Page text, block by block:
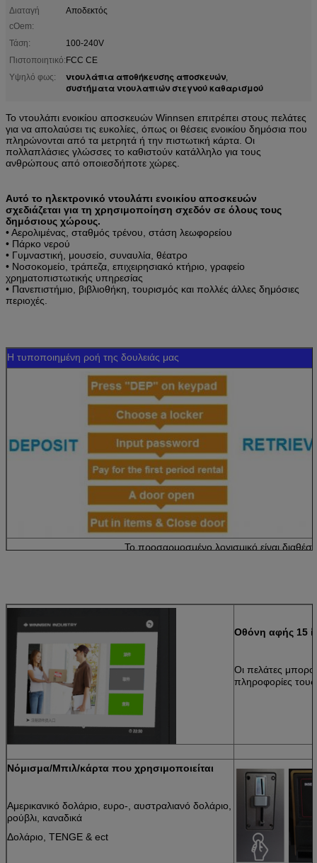
Διαταγή
cOem:
Αποδεκτός
Τάση:
100-240V
Πιστοποιητικό:FCC CE
Υψηλό φως:
ντουλάπια αποθήκευσης αποσκευών,
συστήματα ντουλαπιών στεγνού καθαρισμού
Το ντουλάπι ενοικίου αποσκευών Winnsen επιτρέπει στους πελάτες
για να απολαύσει τις ευκολίες, όπως οι θέσεις ενοικίου δημόσια που
πληρώνονται από τα μετρητά ή την πιστωτική κάρτα. Οι
πολλαπλάσιες γλώσσες το καθιστούν κατάλληλο για τους
ανθρώπους από οποιεσδήποτε χώρες.
Αυτό το ηλεκτρονικό ντουλάπι ενοικίου αποσκευών
σχεδιάζεται για τη χρησιμοποίηση σχεδόν σε όλους τους
δημόσιους χώρους.
• Αερολιμένας, σταθμός τρένου, στάση λεωφορείου
• Πάρκο νερού
• Γυμναστική, μουσείο, συναυλία, θέατρο
• Νοσοκομείο, τράπεζα, επιχειρησιακό κτήριο, γραφείο
χρηματοπιστωτικής υπηρεσίας
• Πανεπιστήμιο, βιβλιοθήκη, τουρισμός και πολλές άλλες δημόσιες
περιοχές.
Η τυποποιημένη ροή της δουλειάς μας
Το προσαρμοσμένο λογισμικό είναι
Οθόνη αφής 15
Οι πελάτες
πληροφορίες
Νόμισμα/Μπιλ/κάρτα που χρησιμοποιείται
Αμερικανικό δολάριο, ευρο-, αυστραλιανό δολάριο,
ρούβλι, καναδικά
Δολάριο, TENGE & ect